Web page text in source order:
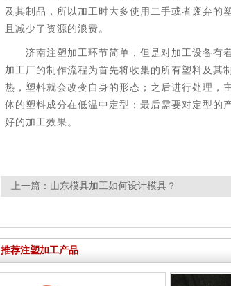
及其制品，所以加工时大多使用二手或者废弃的
且减少了资源的浪费。
济南注塑加工环节简单，但是对加工设备有
加工厂的制作流程为首先将收集的所有塑料及其
热，塑料就会改变自身的形态；之后进行处理，
体的塑料成分在低温中定型；最后需要对定型的
好的加工效果。
上一篇： 山东模具加工如何设计模具？
推荐注塑加工产品